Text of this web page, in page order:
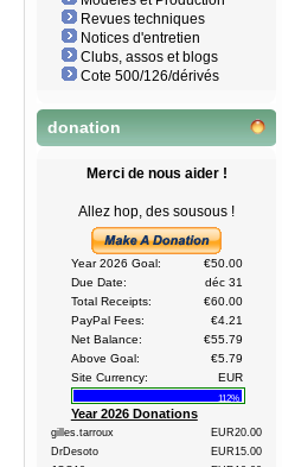
Revues techniques
Notices d'entretien
Clubs, assos et blogs
Cote 500/126/dérivés
donation
Merci de nous aider !
Allez hop, des sousous !
Year 2026 Goal:
€50.00
Due Date:
déc 31
Total Receipts:
€60.00
PayPal Fees:
€4.21
Net Balance:
€55.79
Above Goal:
€5.79
Site Currency:
EUR
112%
Year 2026 Donations
gilles.tarroux
EUR20.00
DrDesoto
EUR15.00